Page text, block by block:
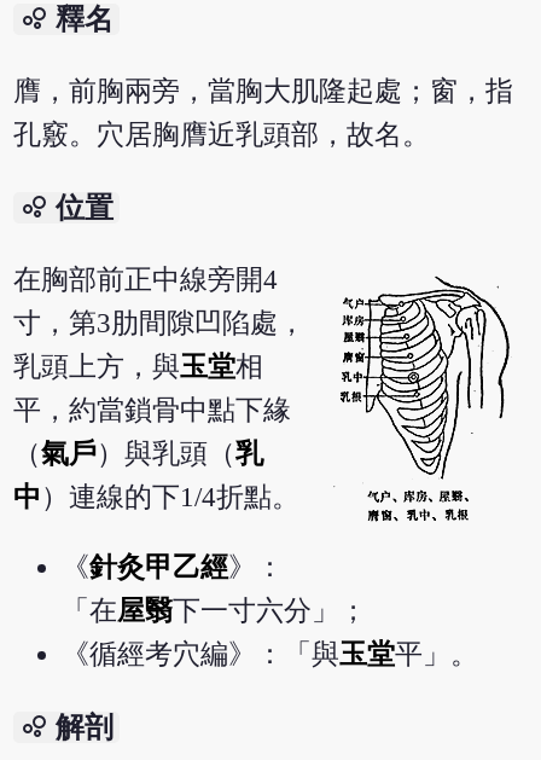
bubble_chart 釋名
膺，前胸兩旁，當胸大肌隆起處；窗，指
孔竅。穴居胸膺近乳頭部，故名。
bubble_chart 位置
在胸部前正中線旁開4
寸，第3肋間隙凹陷處，
乳頭上方，與玉堂相
平，約當鎖骨中點下緣
（氣戶）與乳頭（乳
中 ）連線的下1/4折點。
《針灸甲乙經》：
「在屋翳下一寸六分」；
《循經考穴編》：「與玉堂平」。
bubble_chart 解剖